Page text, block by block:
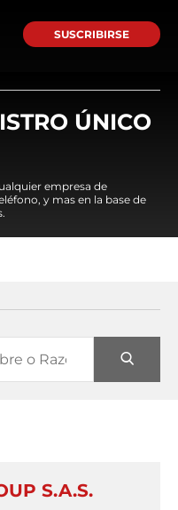
SUSCRIBIRSE
ÚNICO
empresa de
y mas en la base de
S.A.S.